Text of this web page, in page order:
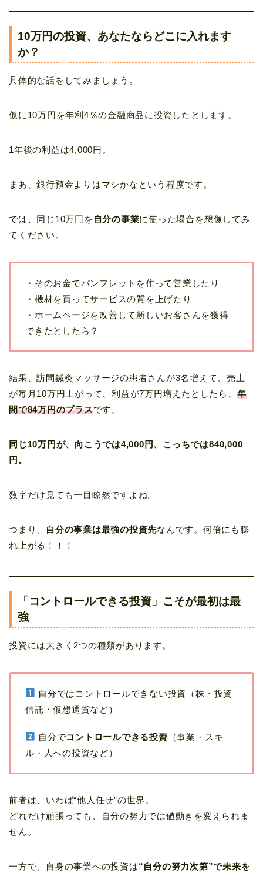
10万円の投資、あなたならどこに入れます
か？
具体的な話をしてみましょう。
仮に10万円を年利4％の金融商品に投資したとします。
1年後の利益は4,000円。
まあ、銀行預金よりはマシかなという程度です。
では、同じ10万円を 自分の事業に使った場合を想像してみ
てください。
・そのお金でパンフレットを作って営業したり
・機材を買ってサービスの質を上げたり
・ホームページを改善して新しいお客さんを獲得
できたとしたら？
結果、訪問鍼灸マッサージの患者さんが3名増えて、売上
が毎月10万円上がって、利益が7万円増えたとしたら、 年
間で84万円のプラスです。
同じ10万円が、向こうでは4,000円、こっちでは840,000
円。
数字だけ見ても一目瞭然ですよね。
つまり、 自分の事業は最強の投資先なんです。何倍にも膨
れ上がる！！！
「コントロールできる投資」こそが最初は最
強
投資には大きく2つの種類があります。
自分ではコントロールできない投資（株・投資
信託・仮想通貨など）
自分でコントロールできる投資 （事業・スキ
ル・人への投資など）
前者は、いわば“他人任せ”の世界。
どれだけ頑張っても、自分の努力では値動きを変えられま
せん。
一方で、自身の事業への投資は“自分の努力次第”で未来を